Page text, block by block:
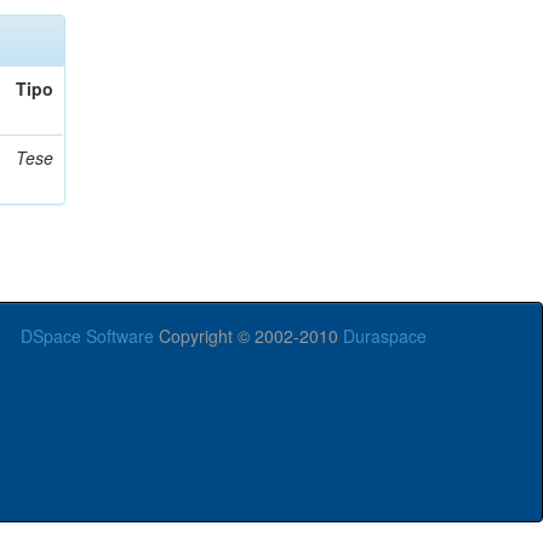
Tipo
Tese
DSpace Software Copyright © 2002-2010 Duraspace